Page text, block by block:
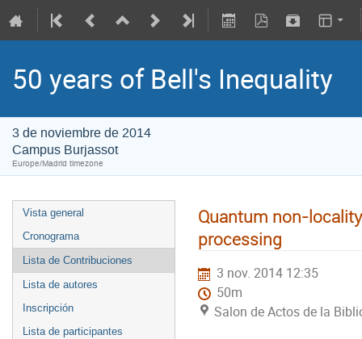
50 years of Bell's Inequality
3 de noviembre de 2014
Campus Burjassot
Europe/Madrid timezone
Vista general
Cronograma
Lista de Contribuciones
Lista de autores
Inscripción
Lista de participantes
Quantum non-
processing
3 nov. 2014 12:35
50m
Salon de Actos de la